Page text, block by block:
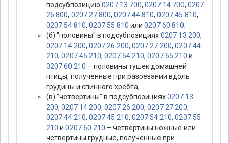
подсубпозицию 0207 13 700, 0207 14 700, 0207
26 800, 0207 27 800, 0207 44 810, 0207 45 810,
0207 54 810, 0207 55 810 или 0207 60 810;
(б) "половины" в подсубпозициях0207 13 200,
0207 14 200, 0207 26 200, 0207 27 200, 0207 44
210, 0207 45 210, 0207 54 210, 0207 55 210 и
0207 60 210 – половины тушек домашней
птицы, полученные при разрезании вдоль
грудины и спинного хребта;
(в) "четвертины" в подсубпозициях0207 13
200, 0207 14 200, 0207 26 200, 0207 27 200,
0207 44 210, 0207 45 210, 0207 54 210, 0207 55
210 и 0207 60 210 – четвертины ножные или
четвертины грудные, полученные при